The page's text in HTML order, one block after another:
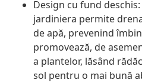
Design cu fund
jardiniera permite
de apă, prevenind
promovează, de
a plantelor, lăsând
sol pentru o mai bună